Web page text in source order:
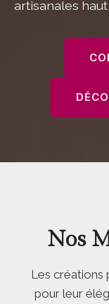
artisanales
Nos
Les créations
pour leur